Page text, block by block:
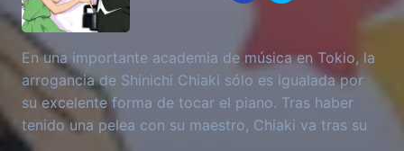
En una importante academia de música en Tokio, la
arrogancia de Shinichi Chiaki sólo es igualada por
su excelente forma de tocar el piano. Tras haber
tenido una pelea con su maestro, Chiaki va tras su
sueño de ser director de orquesta, pero tiene